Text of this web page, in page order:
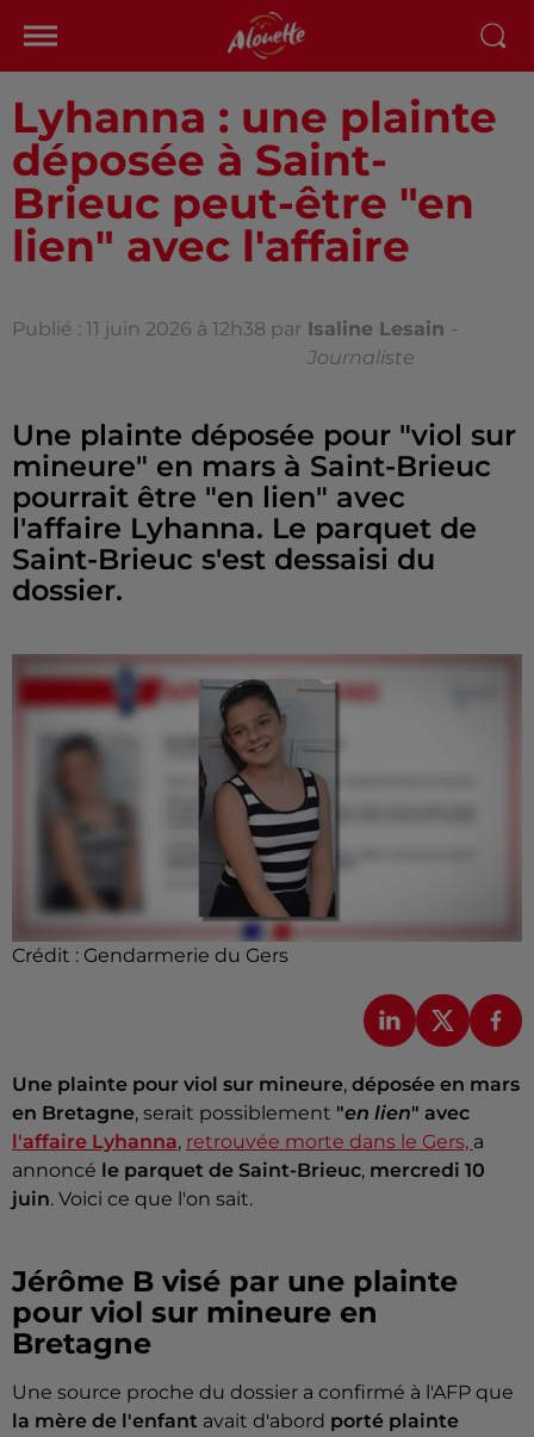
Lyhanna : une plainte
déposée à Saint-
Brieuc peut-être "en
lien" avec l'affaire
Publié : 11 juin 2026 à 12h38 par Isaline Lesain -
Journaliste
Une plainte déposée pour "viol sur
mineure" en mars à Saint-Brieuc
pourrait être "en lien" avec
l'affaire Lyhanna. Le parquet de
Saint-Brieuc s'est dessaisi du
dossier.
Crédit : Gendarmerie du Gers
Une plainte pour viol sur mineure, déposée en mars
en Bretagne, serait possiblement "en lien" avec
l'affaire Lyhanna, retrouvée morte dans le Gers, a
annoncé le parquet de Saint-Brieuc, mercredi 10
juin. Voici ce que l'on sait.
Jérôme B visé par une plainte
pour viol sur mineure en
Bretagne
Une source proche du dossier a confirmé à l'AFP que
la mère de l'enfant avait d'abord porté plainte